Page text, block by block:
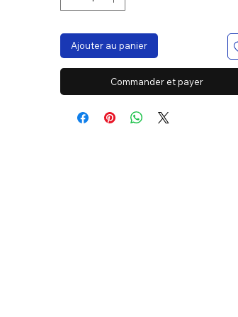
Ajouter au panier
Commander et payer